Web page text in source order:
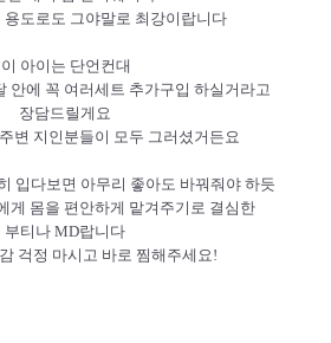
용도로도 그야말로 최강이랍니다
이 아이는 단언컨대
안에 꼭 여러세트 추가구입 하실거라고
장담드릴게요
변 지인분들이 모두 그러셨거든요
입다보면 아무리 좋아도 바꿔줘야 하듯
게 몸을 편안하게 맡겨주기로 결심한
부티나 MD랍니다
걱정 마시고 바로 찜해주세요!